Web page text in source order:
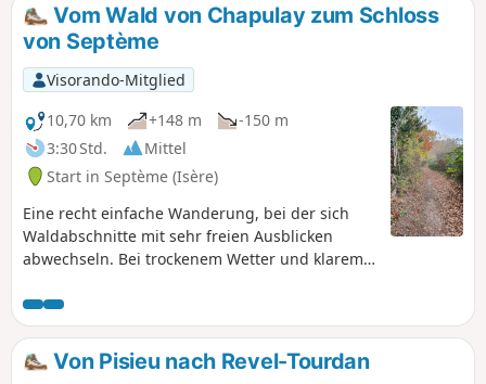
Vom Wald von Chapulay zum Schloss
von Septème
Visorando-Mitglied
10,70 km
+148 m
-150 m
3:30 Std.
Mittel
Start in Septème (Isère)
Eine recht einfache Wanderung, bei der sich
Waldabschnitte mit sehr freien Ausblicken
abwechseln. Bei trockenem Wetter und klarem
auf die Alpen und die schönen Ausblicke auf die
umliegenden Hügel und Täler zu Beginn der
Wanderung. Eine Gelegenheit, das Schloss von
Septème zu entdecken.
Von Pisieu nach Revel-Tourdan